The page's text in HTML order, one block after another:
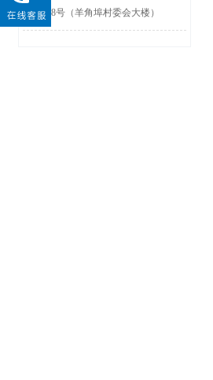
海路928号（羊角埠村委会大楼）